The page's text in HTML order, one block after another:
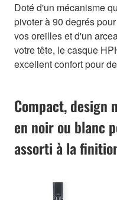
Doté d'un mécanisme
pivoter à 90 degrés
vos oreilles et d'un
votre tête, le casque
excellent confort pour
Compact, design
en noir ou blanc
assorti à la